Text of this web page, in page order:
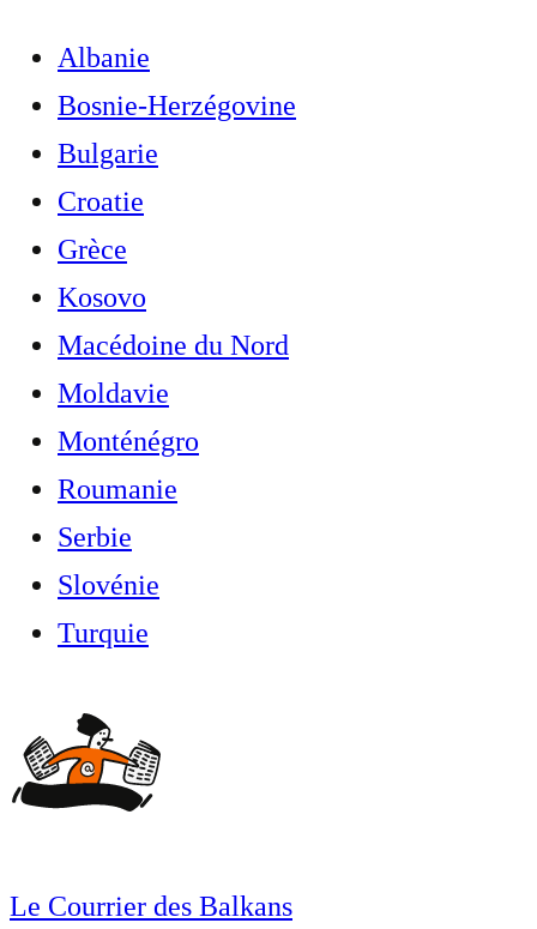
Albanie
Bosnie-Herzégovine
Bulgarie
Croatie
Grèce
Kosovo
Macédoine du Nord
Moldavie
Monténégro
Roumanie
Serbie
Slovénie
Turquie
Le Courrier des Balkans